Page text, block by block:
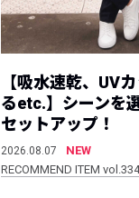
【吸水速乾、UV
るetc.】シーンを
セットアップ！
2026.08.07
NEW
RECOMMEND ITEM vol.334